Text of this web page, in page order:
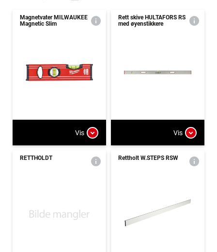
Magnetvater MILWAUKEE
Magnetic Slim
Vis
Rett skive HULTAFORS RS
med øyenstikkere
Vis
RETTHOLDT Rettholt W.STEPS RSW